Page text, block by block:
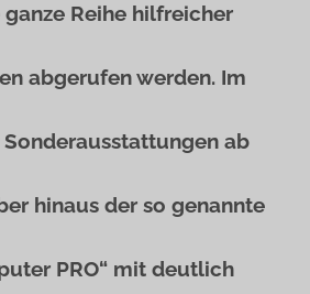
Reihe hilfreicher
abgerufen werden. Im
Sonderausstattungen ab
hinaus der so genannte
PRO“ mit deutlich